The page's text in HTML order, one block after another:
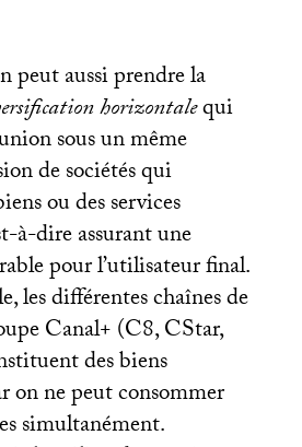
peut aussi prendre la
horizontalequi
sous un même
de sociétés qui
ou des services
à-dire assurant une
pour l’utilisateur final.
les différentes chaînes de
Canal+ (C8, CStar,
des biens
on ne peut consommer
simultanément.